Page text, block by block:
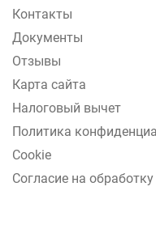
Контакты
Документы
Отзывы
Карта сайта
Налоговый вычет
Политика
Cookie
Согласие на